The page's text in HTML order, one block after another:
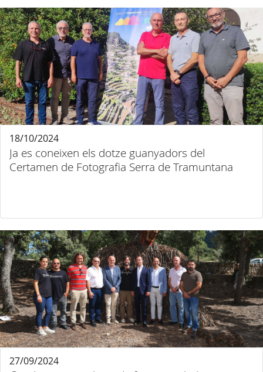
Ja es coneixen els dotze guanyadors del
Certamen de Fotografia Serra de Tramuntana
18/10/2024
27/09/2024